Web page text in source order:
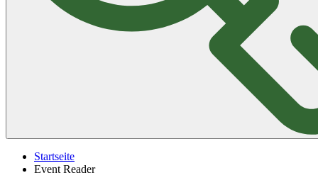
Startseite
Event Reader